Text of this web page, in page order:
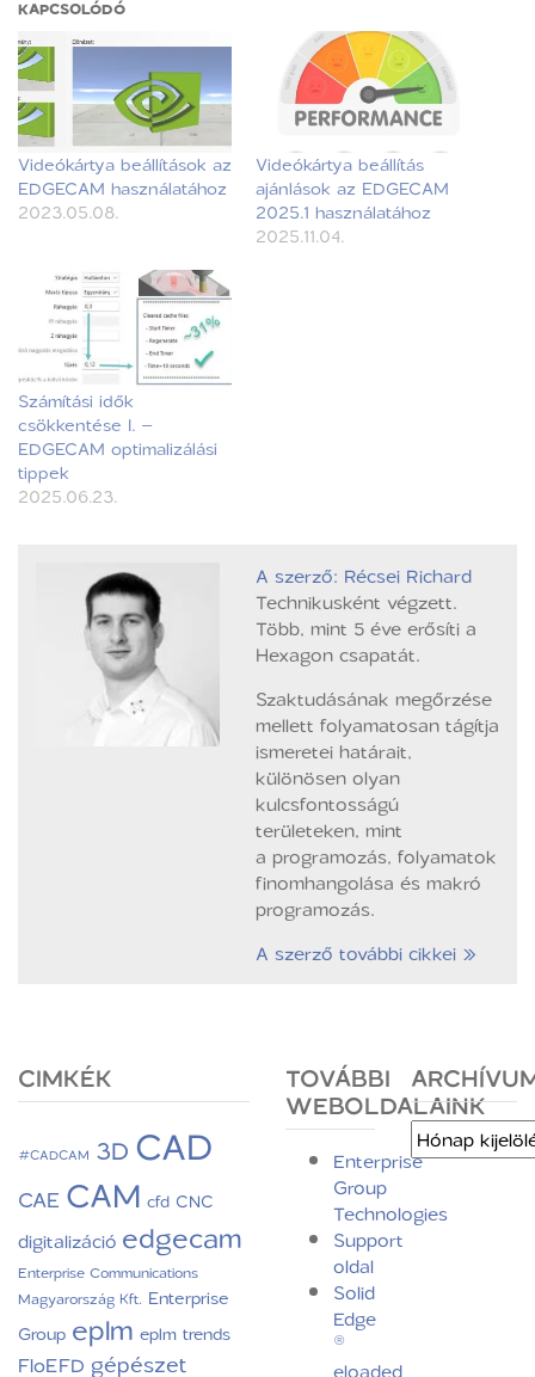
KAPCSOLÓDÓ
Videókártya beállítások az
EDGECAM használatához
2023.05.08.
Videókártya beállítás
ajánlások az EDGECAM
2025.1 használatához
2025.11.04.
Számítási idők
csökkentése I. –
EDGECAM optimalizálási
tippek
2025.06.23.
A szerző: Récsei Richard
Technikusként végzett.
Több, mint 5 éve erősíti a
Hexagon csapatát.
Szaktudásának megőrzése
mellett folyamatosan tágítja
ismeretei határait,
különösen olyan
kulcsfontosságú
területeken, mint
a programozás, folyamatok
finomhangolása és makró
programozás.
A szerző további cikkei »
CIMKÉK
#CADCAM 3DCAD
CAE CAM cfd CNC
digitalizáció edgecam
Enterprise Communications
Magyarország Kft. Enterprise
Group eplm eplm trends
FloEFD gépészet
TOVÁBBI
WEBOLDALAINK
Enterprise
Group
Technologies
Support
oldal
Solid
Edge
®
Archívum